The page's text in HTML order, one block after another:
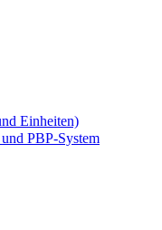
Einheiten)
PBP-System